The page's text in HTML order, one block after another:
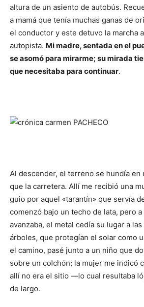
altura de un asiento de autobús.
a mamá que tenía muchas ganas de
el conductor y este detuvo la marcha
autopista. Mi madre, sentada en el
se asomó para mirarme; su mirada
que necesitaba para continuar.
Al descender, el terreno se hundía en
que la carretera. Allí me recibió una
guio por aquel «tarantín» que servía
comenzó bajo un techo de lata, pero
avanzaba, el metal cedía su lugar a
árboles, que protegían el solar como
el camino, pasé junto a un niño que
sobre un colchón; la mujer me indicó
allí no era el sitio —lo cual resultaba
de largo.